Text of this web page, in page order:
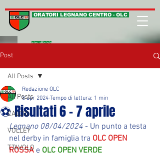
ORATORI LEGNANO CENTRO - OLC
sito ufficiale
Post
All Posts
CALCIO
VOLLEY
T.TAVOLO
All Posts
⚽ Risultati 6 - 7 aprile
Redazione OLC
8 apr 2024 Tempo di lettura: 1 min
Legnano 08/04/2024 - Un punto a testa
nel derby in famiglia tra OLC OPEN
ROSSA e OLC OPEN VERDE